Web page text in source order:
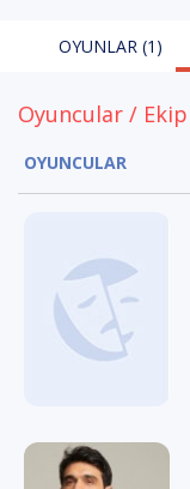
OYUNLAR (1)
Oyuncular / Ekip
OYUNCULAR